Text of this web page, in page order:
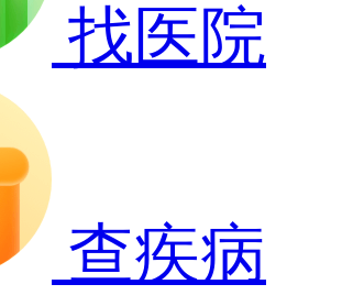
找医院
查疾病